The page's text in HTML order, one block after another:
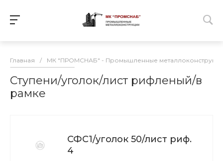
Главная / МК "ПРОМСНАБ" - Промышленные
Ступени/уголок/лист рифленый/в
рамке
СФС1/уголок 50/лист риф.
4